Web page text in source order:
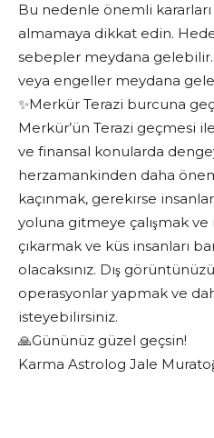
Bu nedenle önemli kararları
almamaya dikkat edin.
sebepler meydana
veya engeller meydana
✨Merkür Terazi burcuna
Merkür’ün Terazi geçmesi
ve finansal konularda
herzamankinden daha
kaçınmak, gerekirse
yoluna gitmeye çalışmak
çıkarmak ve küs insanları
olacaksınız. Dış
operasyonlar yapmak ve
isteyebilirsiniz.
🙏Gününüz güzel geçsin!
Karma Astrolog Jale